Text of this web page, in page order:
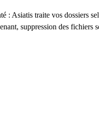
: Asiatis traite vos
suppression des fichiers